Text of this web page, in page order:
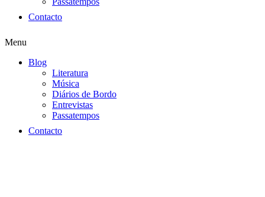
Contacto
Menu
Blog
Literatura
Música
Diários de Bordo
Entrevistas
Passatempos
Contacto